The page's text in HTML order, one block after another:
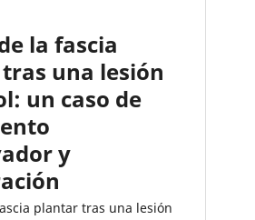
la fascia
una lesión
un caso de
y
plantar tras una lesión